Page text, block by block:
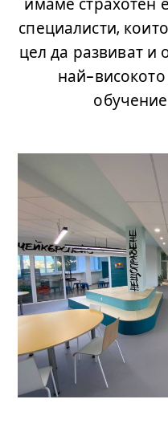
имаме страхотен
специалисти,
цел да развиват и
най-